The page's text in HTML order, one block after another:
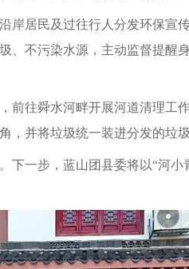
岸居民及过往行人分发环保
、不污染水源，主动监督提
前往舜水河畔开展河道清理
并将垃圾统一装进分发的垃圾
下一步，蓝山团县委将以“河